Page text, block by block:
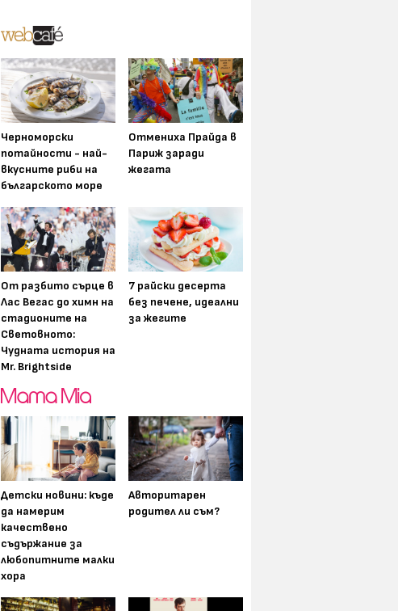
Черноморски
потайности - най-
вкусните риби на
българското море
Отмениха Прайда в
Париж заради
жегата
От разбито сърце в
Лас Вегас до химн на
стадионите на
Световното:
Чудната история на
Mr. Brightside
7 райски десерта
без печене, идеални
за жегите
Детски новини: къде
да намерим
качествено
съдържание за
любопитните малки
хора
Авторитарен
родител ли съм?